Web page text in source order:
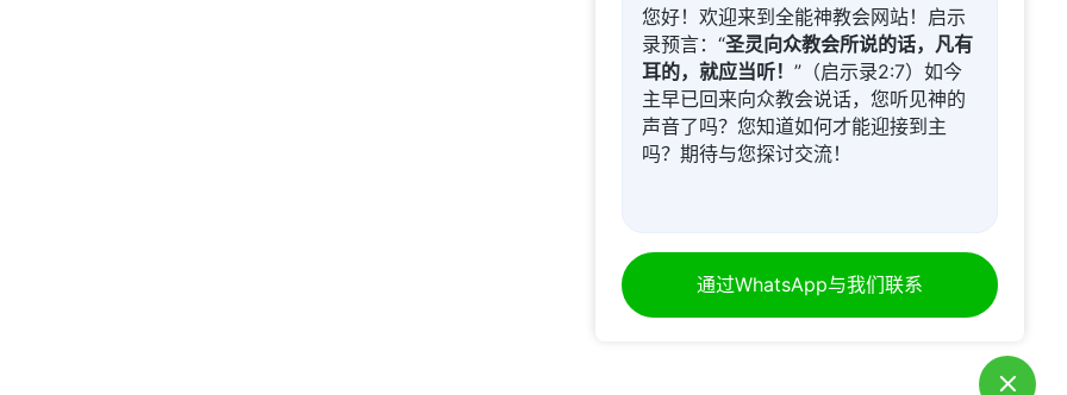
您好！欢迎来到全能神教会网站！启示
录预言：“圣灵向众教会所说的话，凡有
耳的，就应当听！ ”（启示录2:7）如今
主早已回来向众教会说话，您听见神的
声音了吗？您知道如何才能迎接到主
吗？期待与您探讨交流！
通过WhatsApp与我们联系